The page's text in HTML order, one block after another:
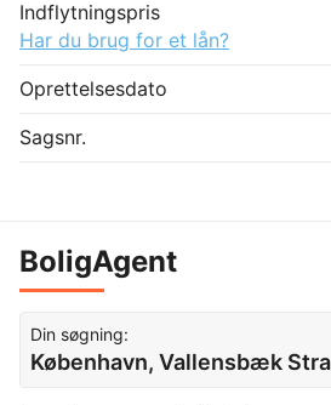
Indflytningspris
Har du brug for et lån?
Oprettelsesdato
Sagsnr.
BoligAgent
Din søgning:
København, Vallensbæk